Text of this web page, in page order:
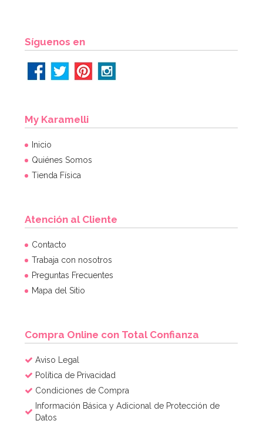
Síguenos en
My Karamelli
Inicio
Quiénes Somos
Tienda Física
Atención al Cliente
Contacto
Trabaja con nosotros
Preguntas Frecuentes
Mapa del Sitio
Compra Online con Total Confianza
Aviso Legal
Política de Privacidad
Condiciones de Compra
Información Básica y Adicional de Protección de
Datos